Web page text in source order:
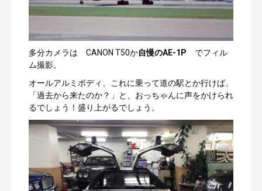
多分カメラは CANON T50か自慢のAE-1P でフィル
ム撮影。
オールアルミボディ、これに乗って道の駅とか行けば、
「過去から来たのか？」と、おっちゃんに声をかけられ
るでしょう！盛り上がるでしょう。